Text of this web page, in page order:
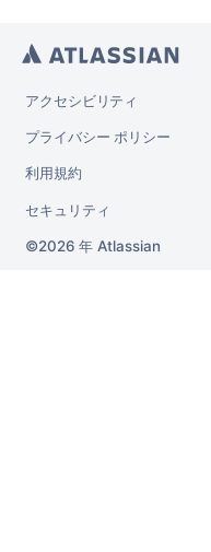
アクセシビリティ
プライバシー ポリシー
利用規約
セキュリティ
2026 年 Atlassian